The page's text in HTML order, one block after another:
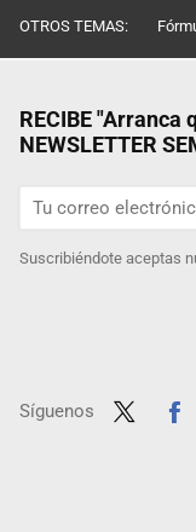
OTROS TEMAS:
RECIBE "Arranca
NEWSLETTER
Suscribiéndote aceptas
Síguenos